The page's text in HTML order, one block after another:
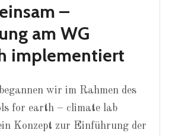
–
am WG
implementiert
wir im Rahmen des
for earth – climate lab
Konzept zur Einführung der